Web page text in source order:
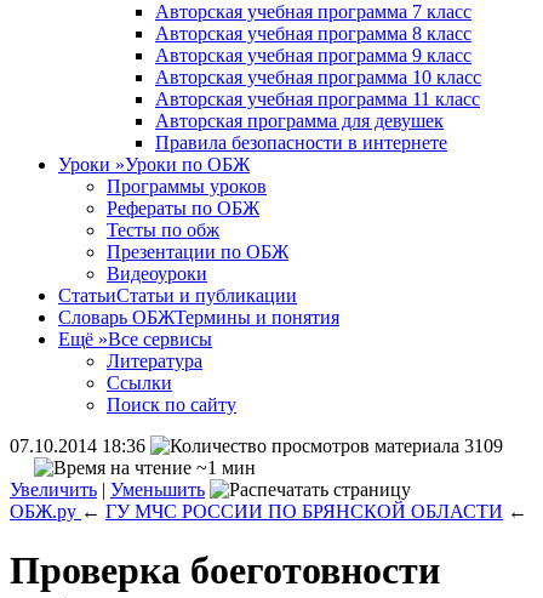
Авторская учебная программа 7 класс
Авторская учебная программа 8 класс
Авторская учебная программа 9 класс
Авторская учебная программа 10 класс
Авторская учебная программа 11 класс
Авторская программа для девушек
Правила безопасности в интернете
Уроки »Уроки по ОБЖ
Программы уроков
Рефераты по ОБЖ
Тесты по обж
Презентации по ОБЖ
Видеоуроки
СтатьиСтатьи и публикации
Словарь ОБЖТермины и понятия
Ещё »Все сервисы
Литература
Ссылки
Поиск по сайту
07.10.2014 18:36
3109
~1 мин
Увеличить | Уменьшить
ОБЖ.ру ← ГУ МЧС РОССИИ ПО БРЯНСКОЙ ОБЛАСТИ ←
Проверка боеготовности